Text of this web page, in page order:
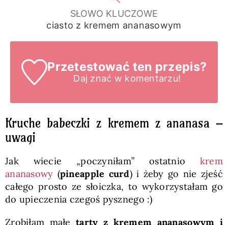
SŁOWO KLUCZOWE
ciasto z kremem ananasowym
Przetestować ten przepis?
Daj znać w komentarzu!
Kruche babeczki z kremem z ananasa –
uwagi
Jak wiecie „poczyniłam” ostatnio krem
ananasowy (pineapple curd) i żeby go nie zjeść
całego prosto ze słoiczka, to wykorzystałam go
do upieczenia czegoś pysznego :)
Zrobiłam małe tarty z kremem ananasowym i